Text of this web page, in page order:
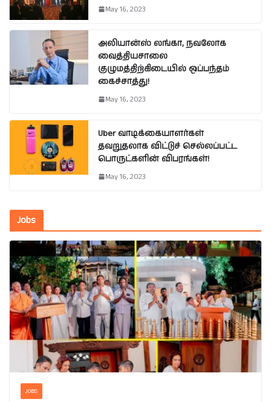
May 16, 2023
அலியான்ஸ் லங்கா, நவலோக
வைத்தியசாலை
குழுமத்திற்கிடையில் ஒப்பந்தம்
கைச்சாத்து!
May 16, 2023
Uber வாடிக்கையாளர்கள்
தவறுதலாக விட்டுச் செல்லப்பட்ட
பொருட்களின் விபரங்கள்!
May 16, 2023
Jobs
JOBS